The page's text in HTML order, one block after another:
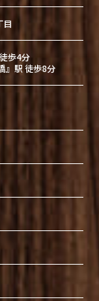
目
歩4分
』駅 徒歩8分